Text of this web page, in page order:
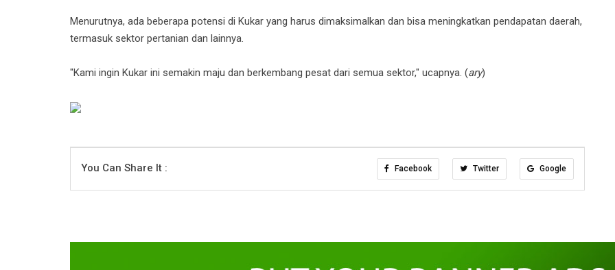
Menurutnya, ada beberapa potensi di Kukar yang harus dimaksimalkan dan bisa meningkatkan pendapatan daerah,
termasuk sektor pertanian dan lainnya.
"Kami ingin Kukar ini semakin maju dan berkembang pesat dari semua sektor," ucapnya. (ary)
You Can Share It : Facebook Twitter Google